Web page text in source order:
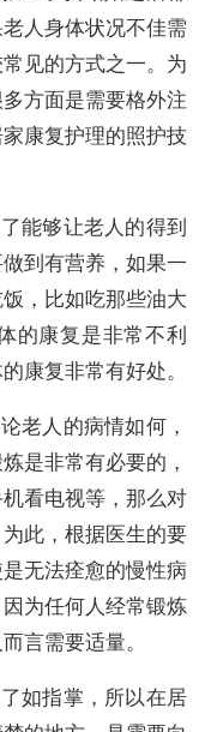
人身体状况不佳需
见的方式之一。为
方面是需要格外注
康复护理的照护技
能够让老人的得到
到有营养，如果一
，比如吃那些油大
的康复是非常不利
康复非常有好处。
老人的病情如何，
是非常有必要的，
看电视等，那么对
此，根据医生的要
无法痊愈的慢性病
为任何人经常锻炼
言需要适量。
如指掌，所以在居